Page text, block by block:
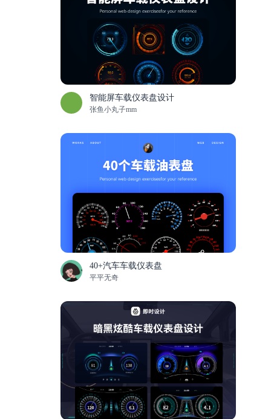
智能屏车载仪表盘设计
张鱼小丸子mm
40+汽车车载仪表盘
平平无奇